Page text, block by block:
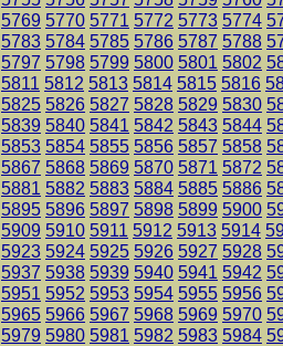
5769 5770 5771 5772 5773 5774
5783 5784 5785 5786 5787 5788
5797 5798 5799 5800 5801 5802
5811 5812 5813 5814 5815 5816
5825 5826 5827 5828 5829 5830
5839 5840 5841 5842 5843 5844
5853 5854 5855 5856 5857 5858
5867 5868 5869 5870 5871 5872
5881 5882 5883 5884 5885 5886
5895 5896 5897 5898 5899 5900
5909 5910 5911 5912 5913 5914
5923 5924 5925 5926 5927 5928
5937 5938 5939 5940 5941 5942
5951 5952 5953 5954 5955 5956
5965 5966 5967 5968 5969 5970
5979 5980 5981 5982 5983 5984